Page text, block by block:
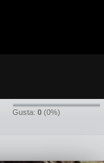
Gusta: 0 (0%)